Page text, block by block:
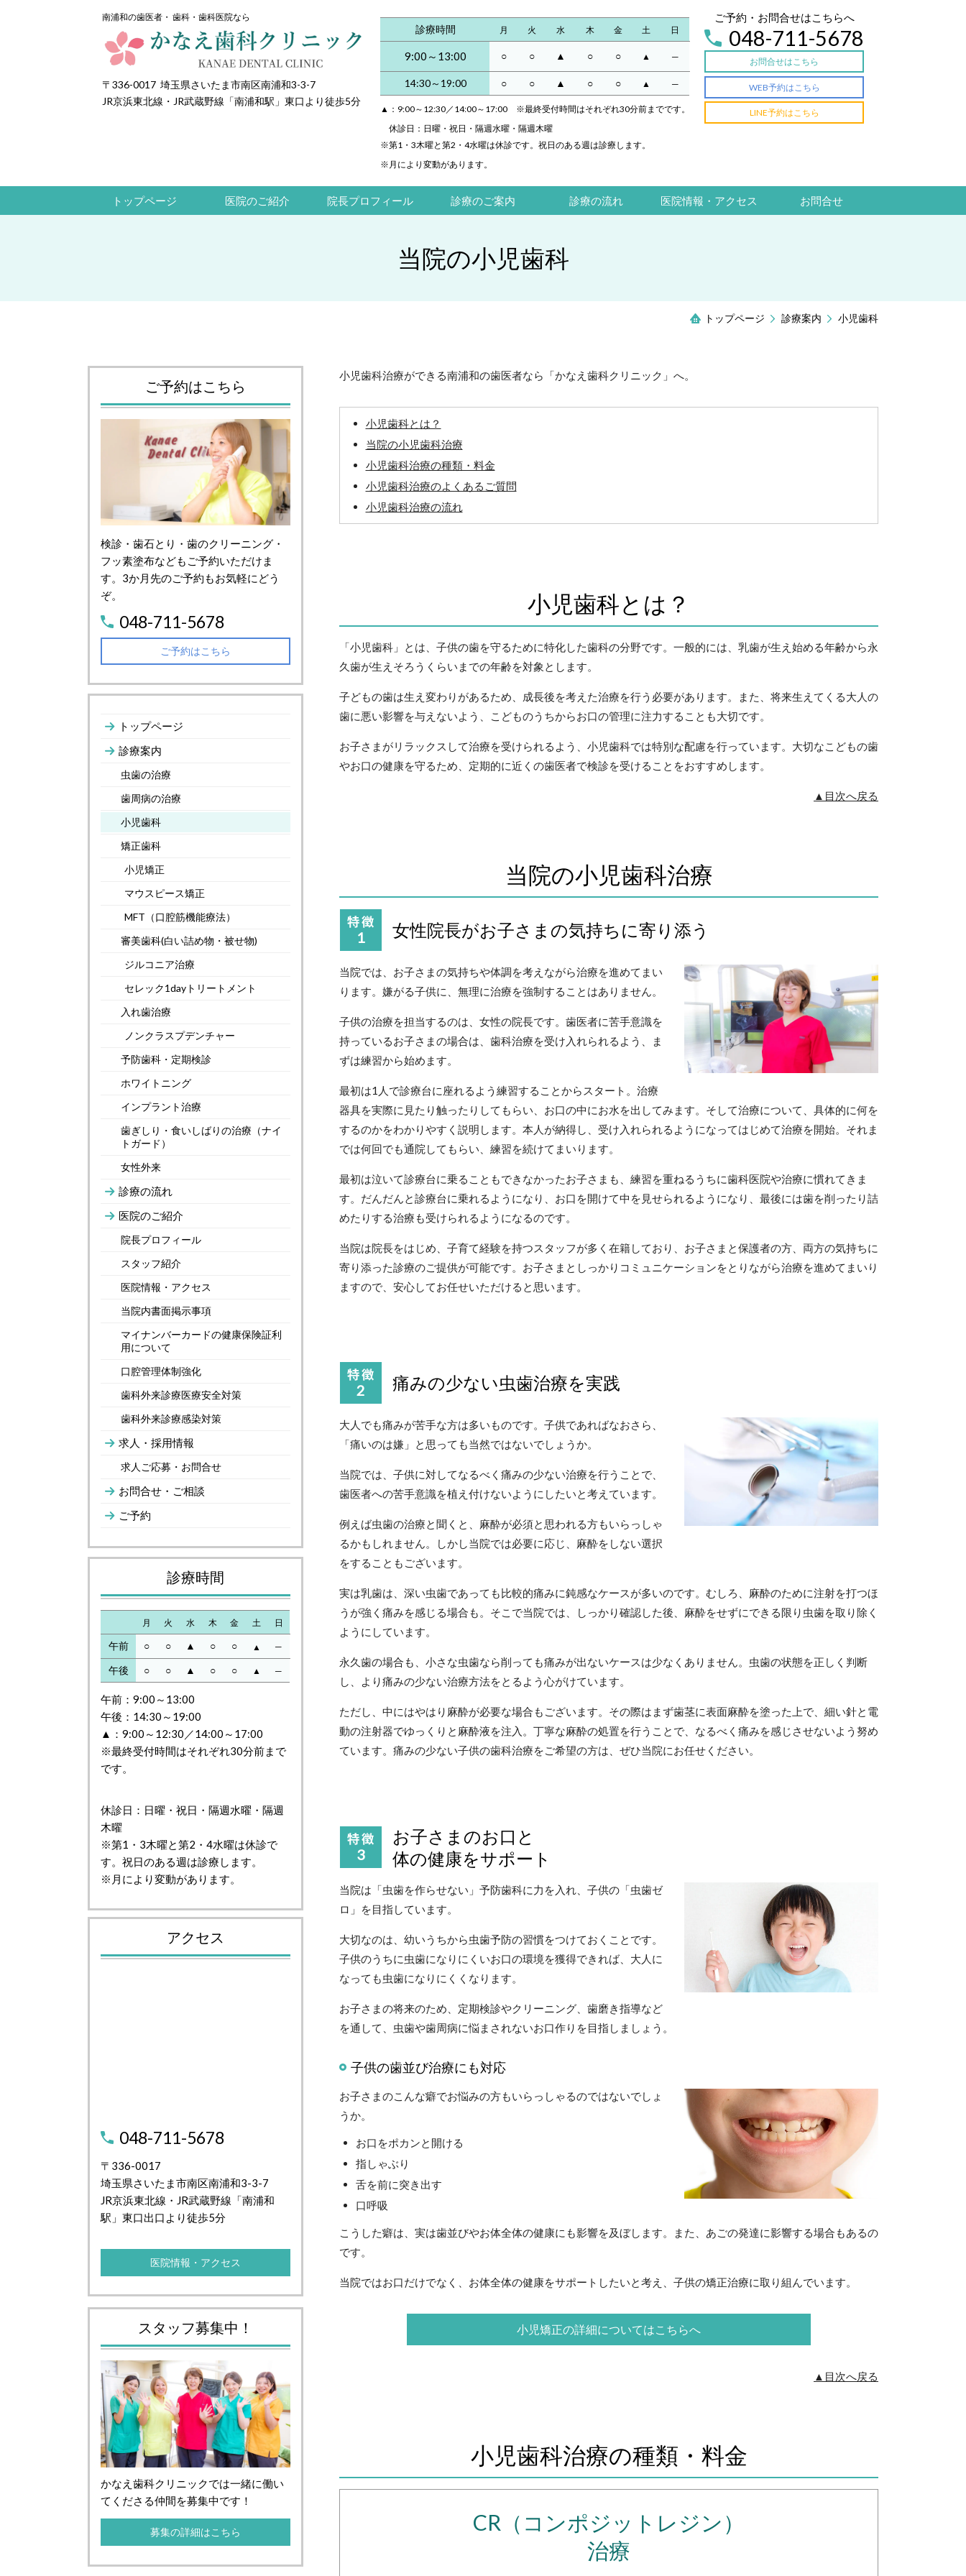
南浦和の歯医者・ 歯科・歯科医院なら
〒336-0017 埼玉県さいたま市南区南浦和3-3-7
JR京浜東北線・JR武蔵野線「南浦和駅」東口より徒歩5分
診療時間 月 火 水 木 金 土 日
9:00～13:00 ○ ○ ▲ ○ ○ ▲ ─
14:30～19:00 ○ ○ ▲ ○ ○ ▲ ─
▲：9:00～12:30／14:00～17:00 ※最終受付時間はそれぞれ30分前までです。
休診日：日曜・祝日・隔週水曜・隔週木曜
※第1・3木曜と第2・4水曜は休診です。祝日のある週は診療します。
※月により変動があります。
ご予約・お問合せはこちらへ
048-711-5678
お問合せはこちら
WEB予約はこちら
LINE予約はこちら
トップページ 医院のご紹介 院長プロフィール 診療のご案内 診療の流れ 医院情報・アクセス お問合せ
当院の小児歯科
トップページ 診療案内 小児歯科
小児歯科治療ができる南浦和の歯医者なら「かなえ歯科クリニック」へ。
小児歯科とは？
当院の小児歯科治療
小児歯科治療の種類・料金
小児歯科治療のよくあるご質問
小児歯科治療の流れ
小児歯科とは？
「小児歯科」とは、子供の歯を守るために特化した歯科の分野です。一般的には、乳歯が生え始める年齢から永
久歯が生えそろうくらいまでの年齢を対象とします。
子どもの歯は生え変わりがあるため、成長後を考えた治療を行う必要があります。また、将来生えてくる大人の
歯に悪い影響を与えないよう、こどものうちからお口の管理に注力することも大切です。
お子さまがリラックスして治療を受けられるよう、小児歯科では特別な配慮を行っています。大切なこどもの歯
やお口の健康を守るため、定期的に近くの歯医者で検診を受けることをおすすめします。
▲目次へ戻る
当院の小児歯科治療
女性院長がお子さまの気持ちに寄り添う
当院では、お子さまの気持ちや体調を考えながら治療を進めてまい
ります。嫌がる子供に、無理に治療を強制することはありません。
子供の治療を担当するのは、女性の院長です。歯医者に苦手意識を
持っているお子さまの場合は、歯科治療を受け入れられるよう、ま
ずは練習から始めます。
最初は1人で診療台に座れるよう練習することからスタート。治療
器具を実際に見たり触ったりしてもらい、お口の中にお水を出してみます。そして治療について、具体的に何を
するのかをわかりやすく説明します。本人が納得し、受け入れられるようになってはじめて治療を開始。それま
では何回でも通院してもらい、練習を続けてまいります。
最初は泣いて診療台に乗ることもできなかったお子さまも、練習を重ねるうちに歯科医院や治療に慣れてきま
す。だんだんと診療台に乗れるようになり、お口を開けて中を見せられるようになり、最後には歯を削ったり詰
めたりする治療も受けられるようになるのです。
当院は院長をはじめ、子育て経験を持つスタッフが多く在籍しており、お子さまと保護者の方、両方の気持ちに
寄り添った診療のご提供が可能です。お子さまとしっかりコミュニケーションをとりながら治療を進めてまいり
ますので、安心してお任せいただけると思います。
痛みの少ない虫歯治療を実践
大人でも痛みが苦手な方は多いものです。子供であればなおさら、
「痛いのは嫌」と思っても当然ではないでしょうか。
当院では、子供に対してなるべく痛みの少ない治療を行うことで、
歯医者への苦手意識を植え付けないようにしたいと考えています。
例えば虫歯の治療と聞くと、麻酔が必須と思われる方もいらっしゃ
るかもしれません。しかし当院では必要に応じ、麻酔をしない選択
をすることもございます。
実は乳歯は、深い虫歯であっても比較的痛みに鈍感なケースが多いのです。むしろ、麻酔のために注射を打つほ
うが強く痛みを感じる場合も。そこで当院では、しっかり確認した後、麻酔をせずにできる限り虫歯を取り除く
ようにしています。
永久歯の場合も、小さな虫歯なら削っても痛みが出ないケースは少なくありません。虫歯の状態を正しく判断
し、より痛みの少ない治療方法をとるよう心がけています。
ただし、中にはやはり麻酔が必要な場合もございます。その際はまず歯茎に表面麻酔を塗った上で、細い針と電
動の注射器でゆっくりと麻酔液を注入。丁寧な麻酔の処置を行うことで、なるべく痛みを感じさせないよう努め
ています。痛みの少ない子供の歯科治療をご希望の方は、ぜひ当院にお任せください。
お子さまのお口と
体の健康をサポート
当院は「虫歯を作らせない」予防歯科に力を入れ、子供の「虫歯ゼ
ロ」を目指しています。
大切なのは、幼いうちから虫歯予防の習慣をつけておくことです。
子供のうちに虫歯になりにくいお口の環境を獲得できれば、大人に
なっても虫歯になりにくくなります。
お子さまの将来のため、定期検診やクリーニング、歯磨き指導など
を通して、虫歯や歯周病に悩まされないお口作りを目指しましょう。
子供の歯並び治療にも対応
お子さまのこんな癖でお悩みの方もいらっしゃるのではないでしょ
うか。
お口をポカンと開ける
指しゃぶり
舌を前に突き出す
口呼吸
こうした癖は、実は歯並びやお体全体の健康にも影響を及ぼします。また、あごの発達に影響する場合もあるの
です。
当院ではお口だけでなく、お体全体の健康をサポートしたいと考え、子供の矯正治療に取り組んでいます。
小児矯正の詳細についてはこちらへ
▲目次へ戻る
小児歯科治療の種類・料金
CR（コンポジットレジン）
治療
ご予約はこちら
検診・歯石とり・歯のクリーニング・
フッ素塗布などもご予約いただけま
す。3か月先のご予約もお気軽にどう
ぞ。
048-711-5678
ご予約はこちら
トップページ
診療案内
虫歯の治療
歯周病の治療
小児歯科
矯正歯科
小児矯正
マウスピース矯正
MFT（口腔筋機能療法）
審美歯科(白い詰め物・被せ物)
ジルコニア治療
セレック1dayトリートメント
入れ歯治療
ノンクラスプデンチャー
予防歯科・定期検診
ホワイトニング
インプラント治療
歯ぎしり・食いしばりの治療（ナイ
トガード）
女性外来
診療の流れ
医院のご紹介
院長プロフィール
スタッフ紹介
医院情報・アクセス
当院内書面掲示事項
マイナンバーカードの健康保険証利
用について
口腔管理体制強化
歯科外来診療医療安全対策
歯科外来診療感染対策
求人・採用情報
求人ご応募・お問合せ
お問合せ・ご相談
ご予約
診療時間
月 火 水 木 金 土 日
午前 ○ ○ ▲ ○ ○ ▲ ─
午後 ○ ○ ▲ ○ ○ ▲ ─
午前：9:00～13:00
午後：14:30～19:00
▲：9:00～12:30／14:00～17:00
※最終受付時間はそれぞれ30分前まで
です。
休診日：日曜・祝日・隔週水曜・隔週
木曜
※第1・3木曜と第2・4水曜は休診で
す。祝日のある週は診療します。
※月により変動があります。
アクセス
048-711-5678
〒336-0017
埼玉県さいたま市南区南浦和3-3-7
JR京浜東北線・JR武蔵野線「南浦和
駅」東口出口より徒歩5分
医院情報・アクセス
スタッフ募集中！
かなえ歯科クリニックでは一緒に働い
てくださる仲間を募集中です！
募集の詳細はこちら